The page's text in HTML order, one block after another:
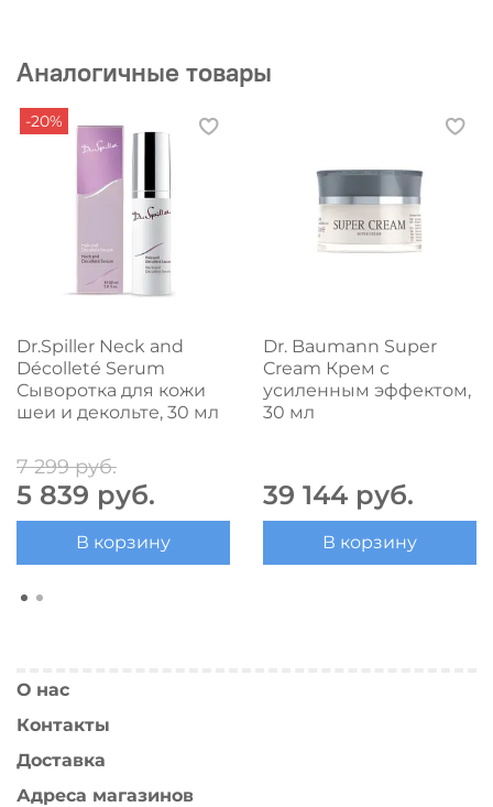
Аналогичные товары
-20%
Dr.Spiller Neck and
Décolleté Serum
Сыворотка для кожи
шеи и декольте, 30 мл
7 299 руб.
5 839 руб.
В корзину
Dr. Baumann Super
Cream Крем с
усиленным эффектом,
30 мл
39 144 руб.
В корзину
О нас
Контакты
Доставка
Адреса магазинов